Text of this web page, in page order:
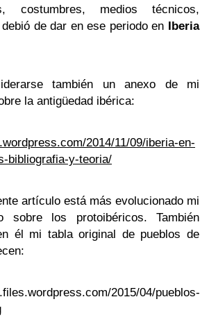
costumbres, medios técnicos,
de dar en ese periodo en Iberia
también un anexo de mi
la antigüedad ibérica:
2014/11/09/iberia-en-
bibliografia-y-teoria/
artículo está más evolucionado mi
sobre los protoibéricos. También
él mi tabla original de pueblos de
2015/04/pueblos-